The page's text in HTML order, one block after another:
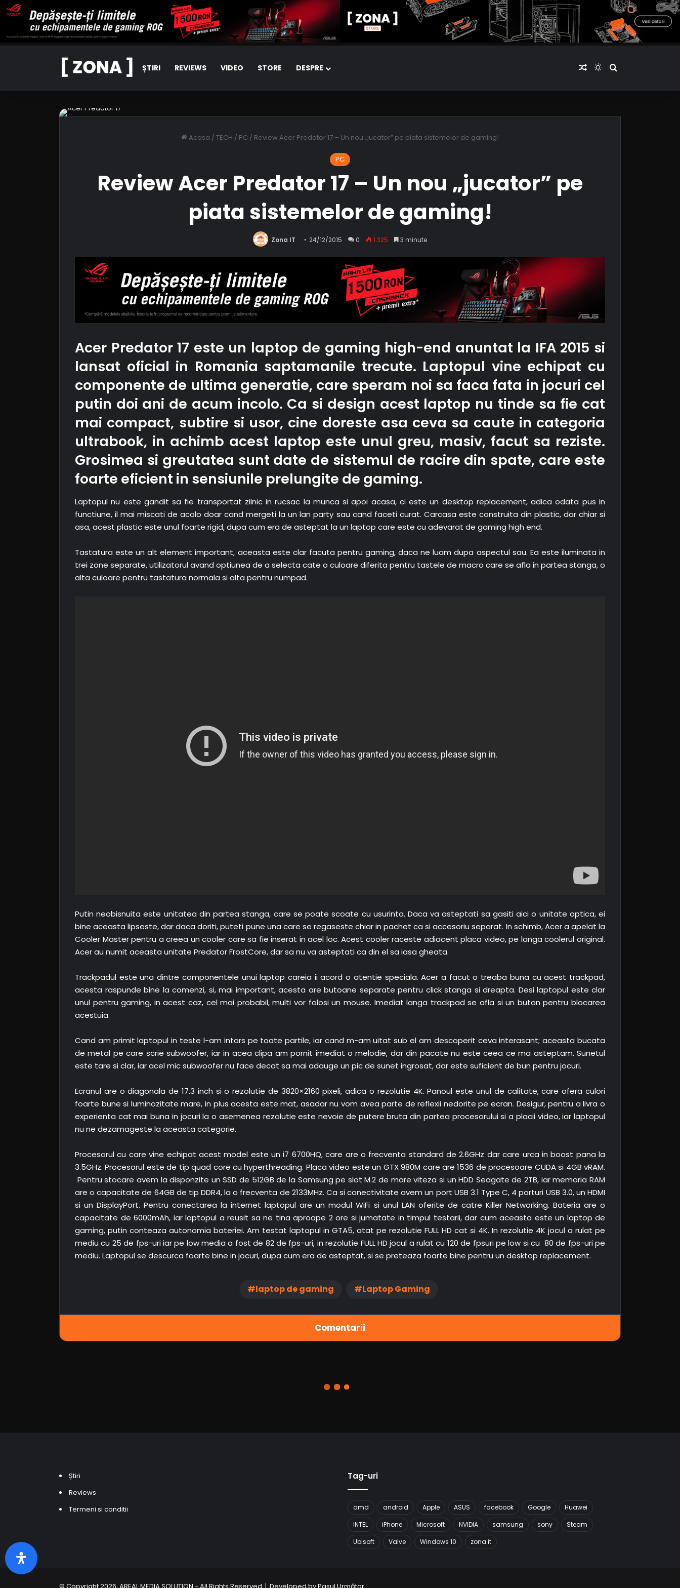
ȘTIRI REVIEWS VIDEO STORE DESPRE Articol aleatoriu
Switch skin
Cauta articole
Acasa / TECH / PC / Review Acer Predator 17 – Un nou „jucator” pe piata sistemelor de gaming!
PC
Review Acer Predator 17 – Un nou „jucator” pe
piata sistemelor de gaming!
Zona IT 24/12/2015 0 1.325 3 minute
Acer Predator 17 este un laptop de gaming high-end anuntat la IFA 2015 si
lansat oficial in Romania saptamanile trecute. Laptopul vine echipat cu
componente de ultima generatie, care speram noi sa faca fata in jocuri cel
putin doi ani de acum incolo. Ca si design acest laptop nu tinde sa fie cat
mai compact, subtire si usor, cine doreste asa ceva sa caute in categoria
ultrabook, in achimb acest laptop este unul greu, masiv, facut sa reziste.
Grosimea si greutatea sunt date de sistemul de racire din spate, care este
foarte eficient in sensiunile prelungite de gaming.
Laptopul nu este gandit sa fie transportat zilnic in rucsac la munca si apoi acasa, ci este un desktop replacement, adica odata pus in
functiune, il mai miscati de acolo doar cand mergeti la un lan party sau cand faceti curat. Carcasa este construita din plastic, dar chiar si
asa, acest plastic este unul foarte rigid, dupa cum era de asteptat la un laptop care este cu adevarat de gaming high end.
Tastatura este un alt element important, aceasta este clar facuta pentru gaming, daca ne luam dupa aspectul sau. Ea este iluminata in
trei zone separate, utilizatorul avand optiunea de a selecta cate o culoare diferita pentru tastele de macro care se afla in partea stanga, o
alta culoare pentru tastatura normala si alta pentru numpad.
Putin neobisnuita este unitatea din partea stanga, care se poate scoate cu usurinta. Daca va asteptati sa gasiti aici o unitate optica, ei
bine aceasta lipseste, dar daca doriti, puteti pune una care se regaseste chiar in pachet ca si accesoriu separat. In schimb, Acer a apelat la
Cooler Master pentru a creea un cooler care sa fie inserat in acel loc. Acest cooler raceste adiacent placa video, pe langa coolerul original.
Acer au numit aceasta unitate Predator FrostCore, dar sa nu va asteptati ca din el sa iasa gheata.
Trackpadul este una dintre componentele unui laptop careia ii acord o atentie speciala. Acer a facut o treaba buna cu acest trackpad,
acesta raspunde bine la comenzi, si, mai important, acesta are butoane separate pentru click stanga si dreapta. Desi laptopul este clar
unul pentru gaming, in acest caz, cel mai probabil, multi vor folosi un mouse. Imediat langa trackpad se afla si un buton pentru blocarea
acestuia.
Cand am primit laptopul in teste l-am intors pe toate partile, iar cand m-am uitat sub el am descoperit ceva interasant; aceasta bucata
de metal pe care scrie subwoofer, iar in acea clipa am pornit imediat o melodie, dar din pacate nu este ceea ce ma asteptam. Sunetul
este tare si clar, iar acel mic subwoofer nu face decat sa mai adauge un pic de sunet ingrosat, dar este suficient de bun pentru jocuri.
Ecranul are o diagonala de 17.3 inch si o rezolutie de 3820×2160 pixeli, adica o rezolutie 4K. Panoul este unul de calitate, care ofera culori
foarte bune si luminozitate mare, in plus acesta este mat, asadar nu vom avea parte de reflexii nedorite pe ecran. Desigur, pentru a livra o
experienta cat mai buna in jocuri la o asemenea rezolutie este nevoie de putere bruta din partea procesorului si a placii video, iar laptopul
nu ne dezamageste la aceasta categorie.
Procesorul cu care vine echipat acest model este un i7 6700HQ, care are o frecventa standard de 2.6GHz dar care urca in boost pana la
3.5GHz. Procesorul este de tip quad core cu hyperthreading. Placa video este un GTX 980M care are 1536 de procesoare CUDA si 4GB vRAM.
Pentru stocare avem la disponzite un SSD de 512GB de la Samsung pe slot M.2 de mare viteza si un HDD Seagate de 2TB, iar memoria RAM
are o capacitate de 64GB de tip DDR4, la o frecventa de 2133MHz. Ca si conectivitate avem un port USB 3.1 Type C, 4 porturi USB 3.0, un HDMI
si un DisplayPort. Pentru conectarea la internet laptopul are un modul WiFi si unul LAN oferite de catre Killer Networking. Bateria are o
capacitate de 6000mAh, iar laptopul a reusit sa ne tina aproape 2 ore si jumatate in timpul testarii, dar cum aceasta este un laptop de
gaming, putin conteaza autonomia bateriei. Am testat laptopul in GTA5, atat pe rezolutie FULL HD cat si 4K. In rezolutie 4K jocul a rulat pe
mediu cu 25 de fps-uri iar pe low media a fost de 82 de fps-uri, in rezolutie FULL HD jocul a rulat cu 120 de fpsuri pe low si cu 80 de fps-uri pe
mediu. Laptopul se descurca foarte bine in jocuri, dupa cum era de asteptat, si se preteaza foarte bine pentru un desktop replacement.
laptop de gaming Laptop Gaming
Comentarii
Știri
Reviews
Termeni si conditii
Tag-uri
amd android Apple ASUS facebook Google
Huawei
INTEL
iPhone Microsoft NVIDIA samsung sony
Steam
Ubisoft
Valve Windows 10 zona it